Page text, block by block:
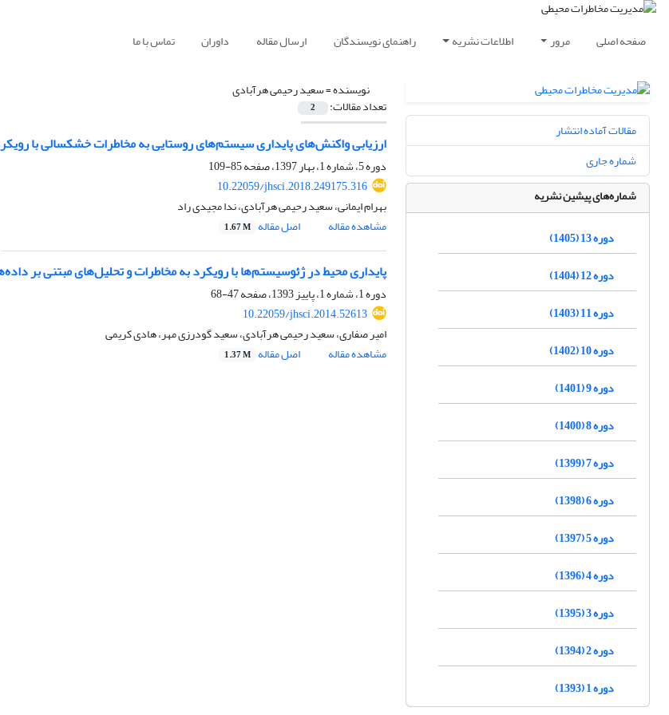
صفحه اصلی مرور اطلاعات نشریه راهنمای نویسندگان ارسال مقاله داوران تماس با ما
نویسنده =سعید رحیمی هرآبادی
تعداد مقالات: 2
ارزیابی واکنش‌های پایداری سیستم‌های روستایی به مخاطرات خشکسالی با
دوره 5، شماره 1، بهار 1397، صفحه
85-109
10.22059/jhsci.2018.249175.316
بهرام ایمانی، سعید رحیمی هرآبادی، ندا مجیدی راد
مشاهده مقاله
اصل مقاله 1.67 M
پایداری محیط در ژئوسیستم‌ها با رویکرد به مخاطرات و تحلیل‌های مبتنی بر
دوره 1، شماره 1، پاییز 1393، صفحه
47-68
10.22059/jhsci.2014.52613
امیر صفاری، سعید رحیمی هرآبادی، سعید گودرزی مهر، هادی کریمی
مشاهده مقاله
اصل مقاله 1.37 M
مقالات آماده انتشار
شماره جاری
شماره‌های پیشین نشریه
دوره 13 (1405)
دوره 12 (1404)
دوره 11 (1403)
دوره 10 (1402)
دوره 9 (1401)
دوره 8 (1400)
دوره 7 (1399)
دوره 6 (1398)
دوره 5 (1397)
دوره 4 (1396)
دوره 3 (1395)
دوره 2 (1394)
دوره 1 (1393)